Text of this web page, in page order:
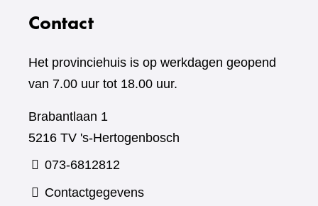
Contact
Het provinciehuis is op werkdagen geopend
van 7.00 uur tot 18.00 uur.
Brabantlaan 1
5216 TV 's-Hertogenbosch
073-6812812
Contactgegevens